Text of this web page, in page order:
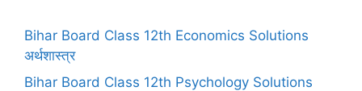
Bihar Board Class 12th Economics Solutions
अर्थशास्त्र
Bihar Board Class 12th Psychology Solutions